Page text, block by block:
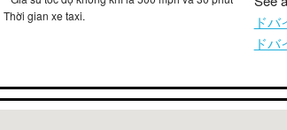
Thời gian xe taxi.
ド
ド